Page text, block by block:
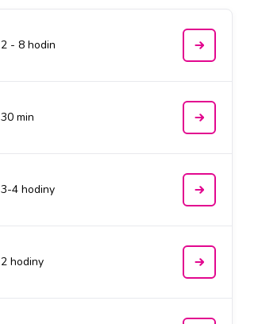
2 - 8 hodin
30 min
3-4 hodiny
2 hodiny